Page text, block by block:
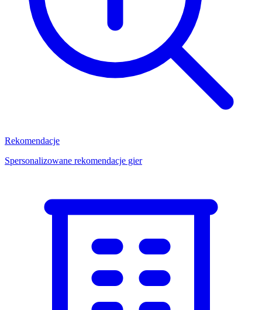
Rekomendacje
Spersonalizowane rekomendacje gier